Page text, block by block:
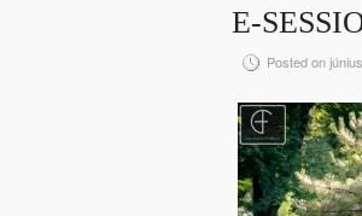
E-
Posted on